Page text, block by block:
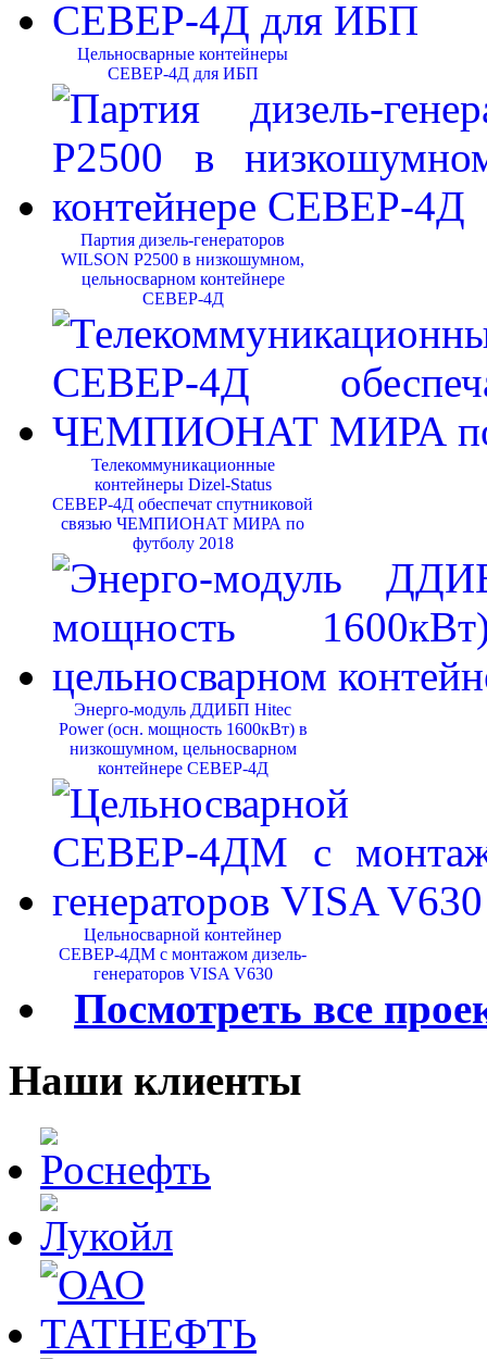
Цельносварные контейнеры
СЕВЕР-4Д для ИБП
Партия дизель-генераторов
WILSON P2500 в низкошумном,
цельносварном контейнере
СЕВЕР-4Д
Телекоммуникационные
контейнеры Dizel-Status
СЕВЕР-4Д обеспечат спутниковой
связью ЧЕМПИОНАТ МИРА по
футболу 2018
Энерго-модуль ДДИБП Hitec
Power (осн. мощность 1600кВт) в
низкошумном, цельносварном
контейнере СЕВЕР-4Д
Цельносварной контейнер
СЕВЕР-4ДМ с монтажом дизель-
генераторов VISA V630
Посмотреть все
Наши клиенты